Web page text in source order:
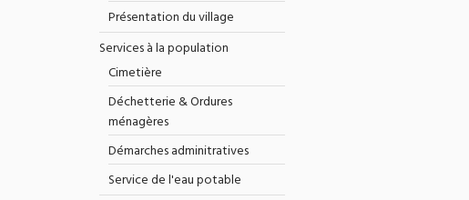
Présentation du village
Services à la population
Cimetière
Déchetterie & Ordures
ménagères
Démarches adminitratives
Service de l'eau potable